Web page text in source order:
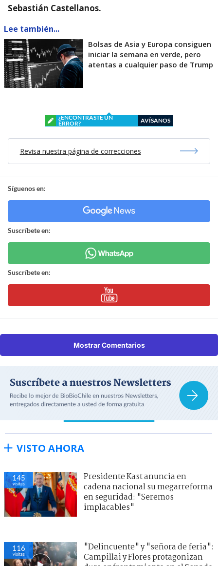
Sebastián Castellanos.
Lee también...
Bolsas de Asia y Europa consiguen
iniciar la semana en verde, pero
atentas a cualquier paso de Trump
¿ENCONTRASTE UN
ERROR?
AVÍSANOS
Revisa nuestra página de correcciones
Síguenos en:
Suscríbete en:
Suscríbete en:
Mostrar Comentarios
VISTO AHORA
145
visitas
Presidente Kast anuncia en
cadena nacional su megarreforma
en seguridad: "Seremos
implacables"
116
visitas
"Delincuente" y "señora de feria":
Campillai y Flores protagonizan